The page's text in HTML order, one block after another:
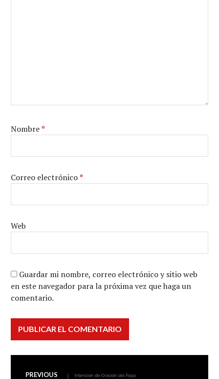
Nombre*
Correo electrónico*
Web
Guardar mi nombre, correo electrónico y sitio web
en este navegador para la próxima vez que haga un
comentario.
Navegación
PREVIOUS